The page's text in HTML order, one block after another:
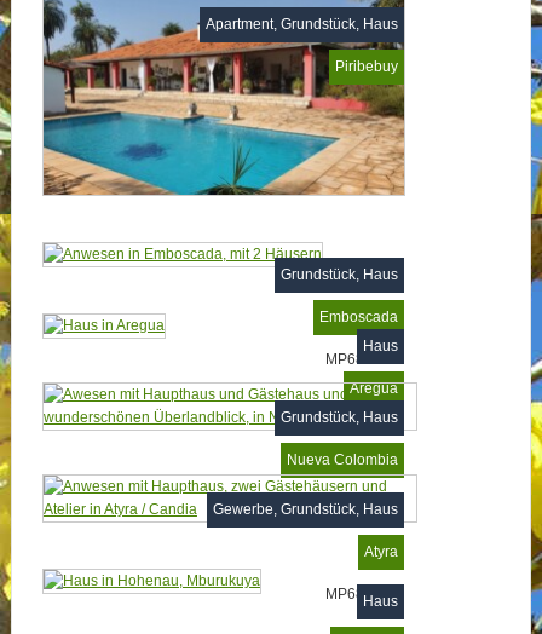
Apartment, Grundstück, Haus
Piribebuy
Grundstück, Haus
Emboscada
MP681329
Haus
Aregua
Grundstück, Haus
Nueva Colombia
MP680641
Gewerbe, Grundstück, Haus
Atyra
MP680586
Haus